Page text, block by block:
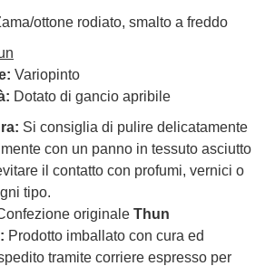
ottone rodiato, smalto a freddo
Variopinto
Dotato di gancio apribile
Si consiglia di pulire delicatamente
con un panno in tessuto asciutto
il contatto con profumi, vernici o
tipo.
originale Thun
Prodotto imballato con cura ed
tramite corriere espresso per